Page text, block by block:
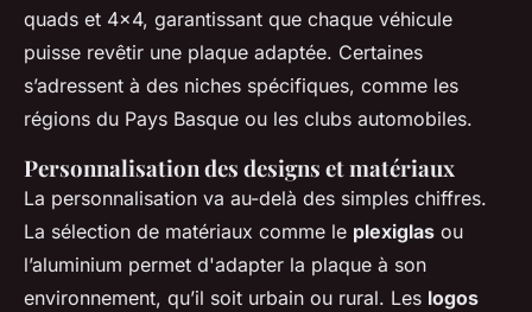
quads et 4x4, garantissant que chaque véhicule
puisse revêtir une plaque adaptée. Certaines
s’adressent à des niches spécifiques, comme les
régions du Pays Basque ou les clubs automobiles.
Personnalisation des designs et matériaux
La personnalisation va au-delà des simples chiffres.
La sélection de matériaux comme le plexiglas ou
l’aluminium permet d'adapter la plaque à son
environnement, qu’il soit urbain ou rural. Les logos